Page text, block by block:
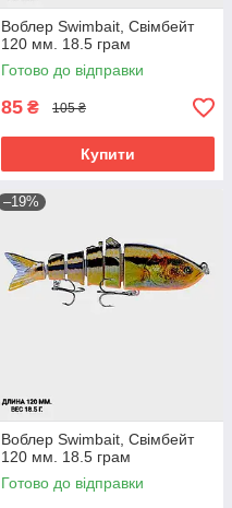
Воблер Swimbait, Свімбейт
120 мм. 18.5 грам
Готово до відправки
85 ₴ 105 ₴
Купити
–19%
Воблер Swimbait, Свімбейт
120 мм. 18.5 грам
Готово до відправки